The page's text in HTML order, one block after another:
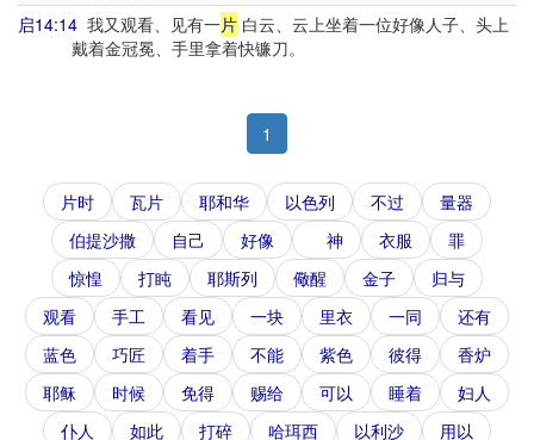
启14:14 我又观看、见有一片 白云、云上坐着一位好像人子、头上
戴着金冠冕、手里拿着快镰刀。
1
片时 瓦片 耶和华 以色列 不过
量器
伯提沙撒
自己 好像 神 衣服
罪
惊惶
打盹 耶斯列 儆醒 金子
归与
观看
手工 看见 一块 里衣 一同
还有
蓝色
巧匠 着手 不能 紫色 彼得
香炉
耶稣
时候 免得 赐给 可以 睡着
妇人
仆人
如此 打碎 哈珥西 以利沙 用以